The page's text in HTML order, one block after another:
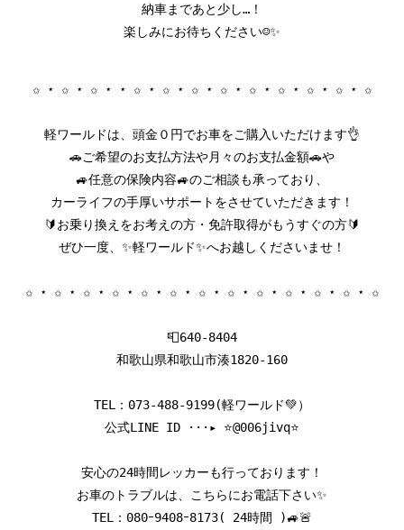
納車まであと少し…！
楽しみにお待ちください☺️✨
✩ ⋆ ✩ ⋆ ✩ ⋆ ⋆ ✩ ⋆ ✩ ⋆ ✩ ⋆ ✩ ⋆ ✩ ⋆ ✩ ⋆ ✩ ⋆ ✩ ⋆ ✩
軽ワールドは、頭金０円でお車をご購入いただけます👌
🚗ご希望のお支払方法や月々のお支払金額🚗や
🚙任意の保険内容🚙のご相談も承っており、
カーライフの手厚いサポートをさせていただきます！
🔰お乗り換えをお考えの方・免許取得がもうすぐの方🔰
ぜひ一度、✨軽ワールド✨へお越しくださいませ！
✩ ⋆ ✩ ⋆ ✩ ⋆ ✩ ⋆ ✩ ⋆ ✩ ⋆ ✩ ⋆ ✩ ⋆ ✩ ⋆ ✩ ⋆ ✩ ⋆ ✩ ⋆ ✩
📮640-8404
和歌山県和歌山市湊1820-160
TEL： 073-488-9199(軽ワールド💚）
公式LINE ID ···▸ ⭐️@006jivq⭐️
安心の24時間レッカーも行っております！
お車のトラブルは、こちらにお電話下さい✨
TEL：080ｰ9408ｰ8173( 24時間 )🚙🚨